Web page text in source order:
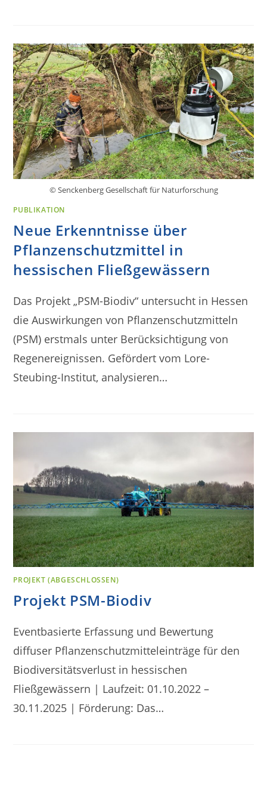
© Senckenberg Gesellschaft für Naturforschung
PUBLIKATION
Neue Erkenntnisse über
Pflanzenschutzmittel in
hessischen Fließgewässern
Das Projekt „PSM-Biodiv“ untersucht in Hessen
die Auswirkungen von Pflanzenschutzmitteln
(PSM) erstmals unter Berücksichtigung von
Regenereignissen. Gefördert vom Lore-
Steubing-Institut, analysieren…
PROJEKT (ABGESCHLOSSEN)
Projekt PSM-Biodiv
Eventbasierte Erfassung und Bewertung
diffuser Pflanzenschutzmitteleinträge für den
Biodiversitätsverlust in hessischen
Fließgewässern | Laufzeit: 01.10.2022 –
30.11.2025 | Förderung: Das…